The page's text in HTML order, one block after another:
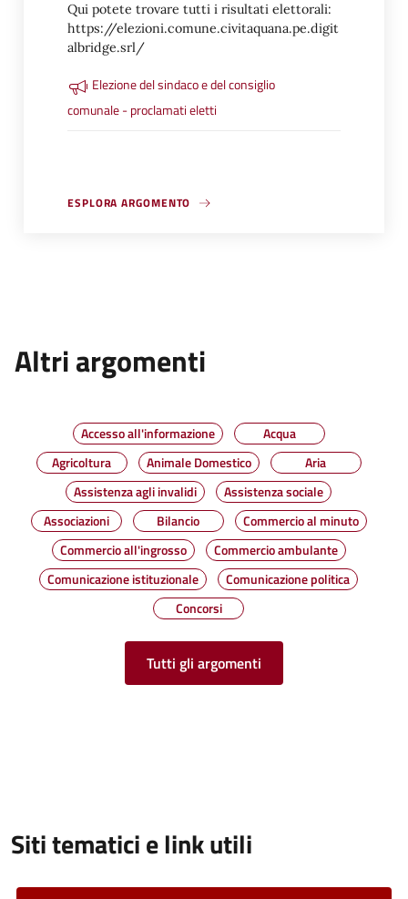
Qui potete trovare tutti i risultati elettorali:
https://elezioni.comune.civitaquana.pe.digit
albridge.srl/
Elezione del sindaco e del consiglio
comunale - proclamati eletti
ESPLORA ARGOMENTO
Altri argomenti
Accesso all'informazione
Acqua
Agricoltura
Animale Domestico
Aria
Assistenza agli invalidi
Assistenza sociale
Associazioni
Bilancio
Commercio al minuto
Commercio all'ingrosso
Commercio ambulante
Comunicazione istituzionale
Comunicazione politica
Concorsi
Tutti gli argomenti
Siti tematici e link utili